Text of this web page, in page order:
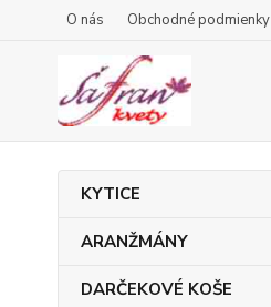
O nás Obchodné podmienky
KYTICE
ARANŽMÁNY
DARČEKOVÉ KOŠE